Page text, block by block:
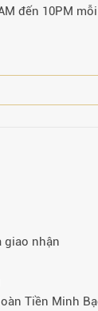
đến 10PM
giao nhận
Tiền Minh